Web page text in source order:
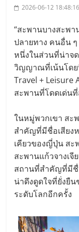
2026-06-12 18:48:16
“สะพานบางสะพ
ปลายทาง คนอื่น ๆ
หนึ่งในส่วนที่น่าจ
วิญญาณที่เน้นโดย
Travel +
สะพานที่โดดเด่น
ในหมู่พวกเขา ส
สําคัญที่มีชื่อเสียง
เคียวของญี่ปุ่น สะ
สะพานแก้วจางเจี
สถานที่สําคัญที่มีชื่
น่าดึงดูดใจที่ยั่งยื
ระดับโลกอีกครั้ง